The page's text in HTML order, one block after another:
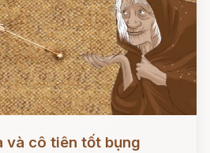
và cô tiên tốt bụng